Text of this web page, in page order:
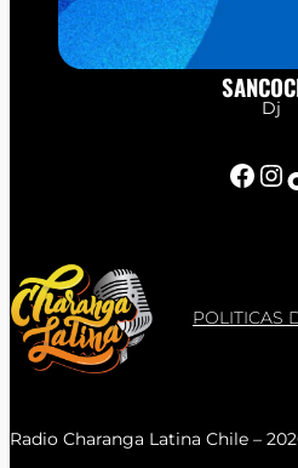
Dj
Facebook Instagram
POLITICAS
Radio Charanga Latina Chile –